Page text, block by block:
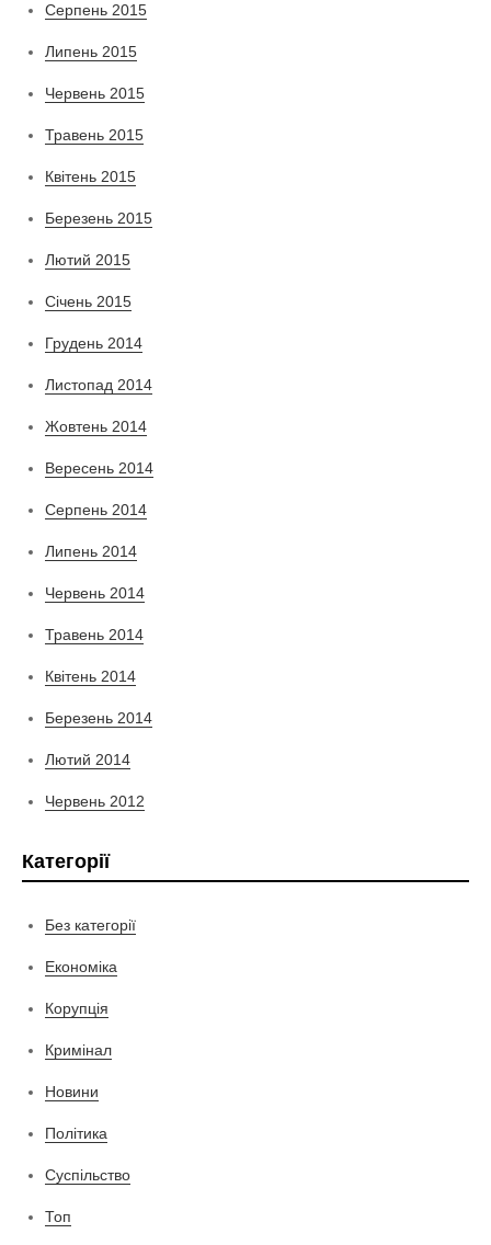
Серпень 2015
Липень 2015
Червень 2015
Травень 2015
Квітень 2015
Березень 2015
Лютий 2015
Січень 2015
Грудень 2014
Листопад 2014
Жовтень 2014
Вересень 2014
Серпень 2014
Липень 2014
Червень 2014
Травень 2014
Квітень 2014
Березень 2014
Лютий 2014
Червень 2012
Категорії
Без категорії
Економіка
Корупція
Кримінал
Новини
Політика
Суспільство
Топ